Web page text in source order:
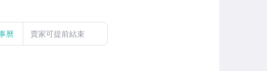
曆 賣家可提前結束